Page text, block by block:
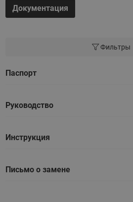
Документация
Фильтры
Паспорт
Руководство
Инструкция
Письмо о замене